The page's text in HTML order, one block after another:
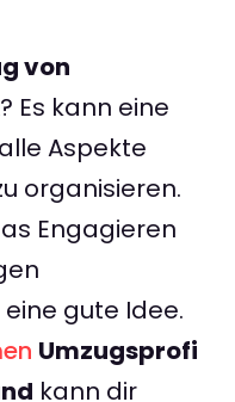
von
? Es kann eine
Aspekte
organisieren.
Engagieren
gute Idee.
Umzugsprofi
kann dir